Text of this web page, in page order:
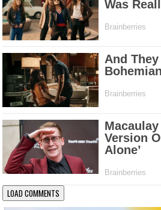
LOAD COMMENTS